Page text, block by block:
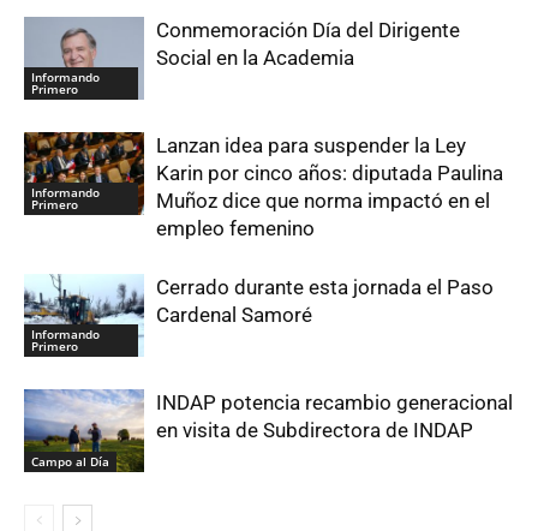
Informando
Primero
Conmemoración Día del Dirigente
Social en la Academia
Informando
Primero
Lanzan idea para suspender la Ley
Karin por cinco años: diputada Paulina
Muñoz dice que norma impactó en el
empleo femenino
Informando
Primero
Cerrado durante esta jornada el Paso
Cardenal Samoré
Campo al Día
INDAP potencia recambio generacional
en visita de Subdirectora de INDAP